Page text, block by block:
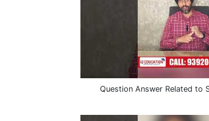
Question Answer Related to